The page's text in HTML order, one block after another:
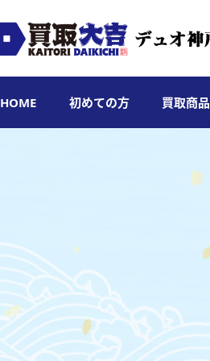
HOME 初めての方 買取商品